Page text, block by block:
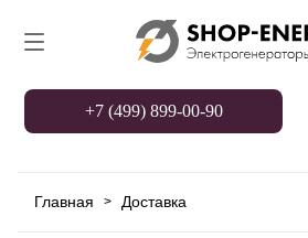
+7 (499) 899-00-90
Главная > Доставка